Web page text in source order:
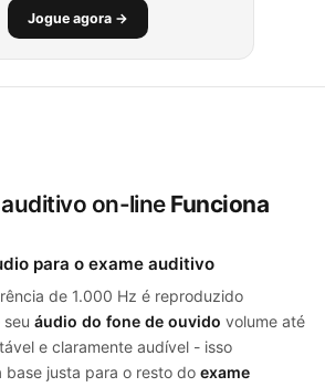
Jogue agora →
on-lineFunciona
para o exame auditivo
de 1.000 Hz é reproduzido
áudio do fone de ouvido volume até
e claramente audível - isso
base justa para o resto do exame